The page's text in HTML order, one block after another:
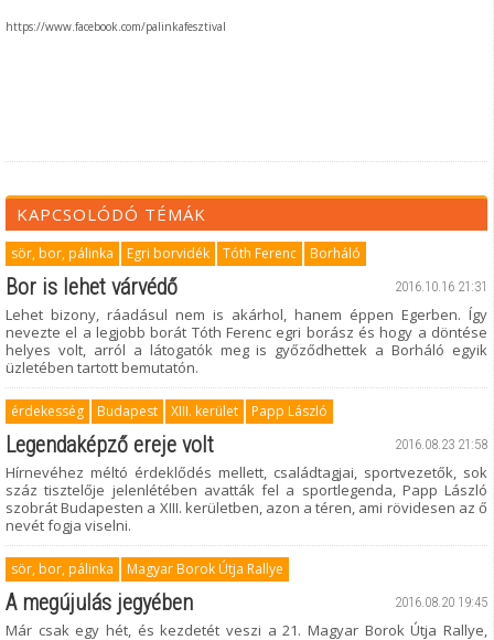
https://www.facebook.com/palinkafesztival
KAPCSOLÓDÓ TÉMÁK
sör, bor, pálinka Egri borvidék Tóth Ferenc Borháló
2016.10.16 21:31
Bor is lehet várvédő
Lehet bizony, ráadásul nem is akárhol, hanem éppen Egerben. Így
nevezte el a legjobb borát Tóth Ferenc egri borász és hogy a döntése
helyes volt, arról a látogatók meg is győződhettek a Borháló egyik
üzletében tartott bemutatón.
érdekesség Budapest XIII. kerület Papp László
2016.08.23 21:58
Legendaképző ereje volt
Hírnevéhez méltó érdeklődés mellett, családtagjai, sportvezetők, sok
száz tisztelője jelenlétében avatták fel a sportlegenda, Papp László
szobrát Budapesten a XIII. kerületben, azon a téren, ami rövidesen az ő
nevét fogja viselni.
sör, bor, pálinka Magyar Borok Útja Rallye
2016.08.20 19:45
A megújulás jegyében
Már csak egy hét, és kezdetét veszi a 21. Magyar Borok Útja Rallye,